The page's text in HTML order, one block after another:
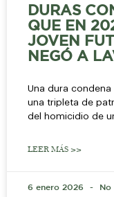
DURAS
QUE EN
JOVEN
NEGÓ A
Una dura
una tripleta de
del homicidio de
LEER MÁS >>
6 enero 2026 No